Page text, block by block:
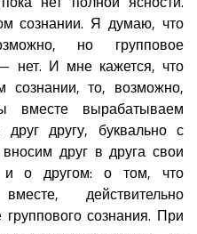
сознании. Я думаю, что
но групповое
нет. И мне кажется, что
сознании, то, возможно,
вырабатываем
другу, буквально с
друг в друга свои
о другом: о том, что
действительно
сознания. При